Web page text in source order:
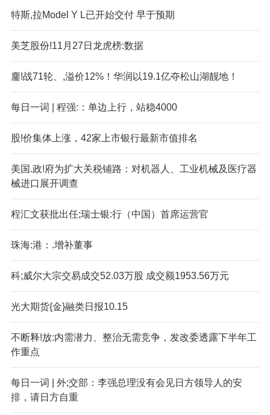
特斯,拉Model Y L已开始交付 早于预期
美芝股份!11月27日龙虎榜:数据
鏖!战71轮、,溢价12%！华润以19.1亿夺松山湖靓地！
每日一词 | 程强:：单边上行，站稳4000
股!价集体上涨，42家上市银行最新市值排名
美国.政!府为扩大关税铺路：对机器人、工业机械及医疗器
械进口展开调查
程汇文获批出任;瑞士银:行（中国）首席运营官
珠海:港：.增补董事
科;威尔大宗交易成交52.03万股 成交额1953.56万元
光大期货{金}融类日报10.15
不断释!放:内需潜力、整治无需竞争，发改委透露下半年工
作重点
每日一词 | 外;交部：李强总理没有会见日方领导人的安
排，请日方自重